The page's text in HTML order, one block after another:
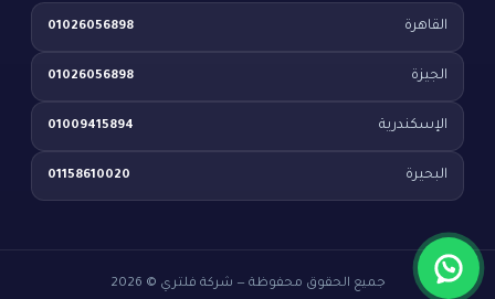
القاهرة 01026056898
الجيزة 01026056898
الإسكندرية 01009415894
البحيرة 01158610020
جميع الحقوق محفوظة — شركة فلتري © 2026